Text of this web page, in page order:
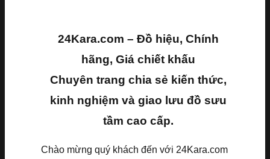
24Kara.com – Đồ hiệu, Chính
hãng, Giá chiết khấu
Chuyên trang chia sẻ kiến thức,
kinh nghiệm và giao lưu đồ sưu
tầm cao cấp.
Chào mừng quý khách đến với 24Kara.com